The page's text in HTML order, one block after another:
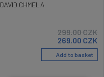
DAVID CHMELA
299.00CZK
269.00 CZK
Add to basket